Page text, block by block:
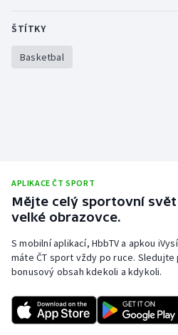
ŠTÍTKY
Basketbal
APLIKACE ČT SPORT
Mějte celý sportovní svět
velké obrazovce.
S mobilní aplikací, HbbTV a apkou
máte ČT sport vždy po ruce.
bonusový obsah kdekoli a kdykoli.